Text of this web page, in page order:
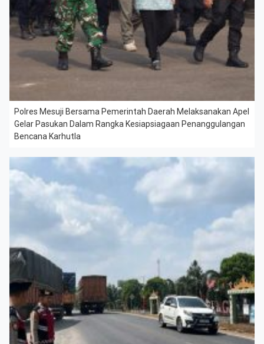
Polres Mesuji Bersama Pemerintah Daerah Melaksanakan Apel
Gelar Pasukan Dalam Rangka Kesiapsiagaan Penanggulangan
Bencana Karhutla